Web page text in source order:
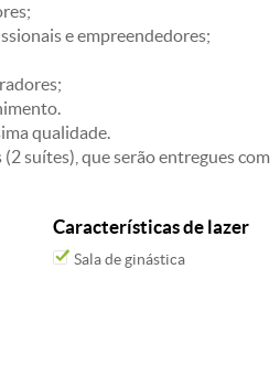
e empreendedores;
qualidade.
suítes), que serão entregues com
Características de lazer
Sala de ginástica